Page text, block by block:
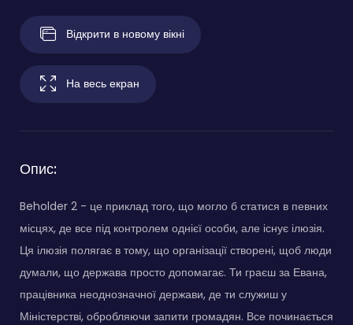
Відкрити в новому вікні
На весь екран
Опис:
Beholder 2 - це приклад того, що могло б статися в певних
місцях, де все під контролем однієї особи, але існує ілюзія.
Ця ілюзія полягає в тому, що організації створені, щоб люди
думали, що держава просто допомагає. Ти граєш за Евана,
працівника неоднозначної держави, де ти служиш у
Міністерстві, обробляючи запити громадян. Все починається